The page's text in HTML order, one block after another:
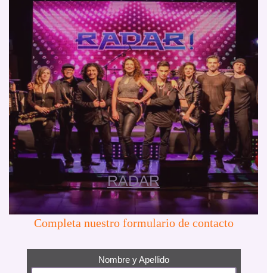
RADAR
Completa nuestro formulario de contacto
Nombre y Apellido